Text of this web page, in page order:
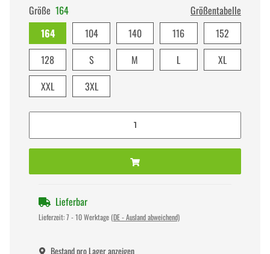
Größe 164
Größentabelle
164
104 140 116
152
128
S M L
XL
XXL
3XL
Lieferbar
Lieferzeit:7 - 10 Werktage (DE - Ausland abweichend)
Bestand pro Lager anzeigen